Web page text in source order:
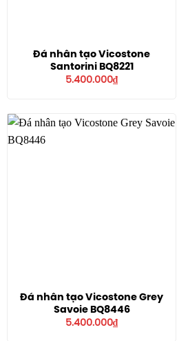
Đá nhân tạo Vicostone
Santorini BQ8221
5.400.000₫
Đá nhân tạo Vicostone Grey
Savoie BQ8446
5.400.000₫